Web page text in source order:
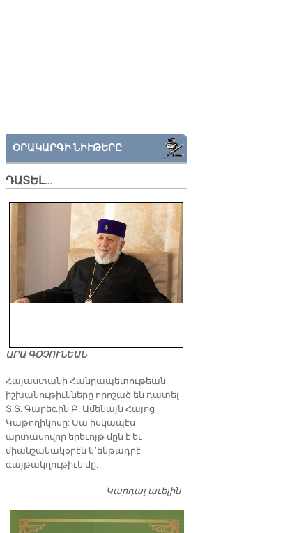
ՕՐԱԿԱՐԳԻ ՆԻՒԹԵՐԸ
ԴԱՏԵԼ…
ԱՐԱ ԳՕՉՈՒՆԵԱՆ
​Հայաստանի Հանրապետութեան
իշխանութիւնները որոշած են դատել
Տ.Տ. Գարեգին Բ. Ամենայն Հայոց
Կաթողիկոսը: Սա իսկապէս
արտասովոր երեւոյթ մըն է եւ
միանշանակօրէն կ՚ենթադրէ
գայթակղութիւն մը:
Կարդալ աւելինԴատել…